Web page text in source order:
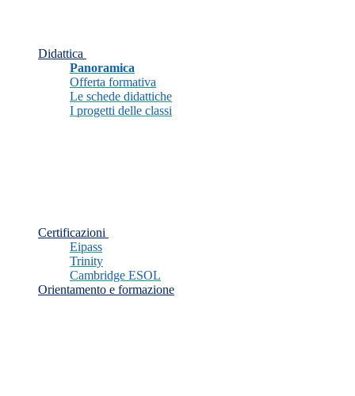
Didattica
Panoramica
Offerta formativa
Le schede didattiche
I progetti delle classi
Certificazioni
Eipass
Trinity
Cambridge ESOL
Orientamento e formazione